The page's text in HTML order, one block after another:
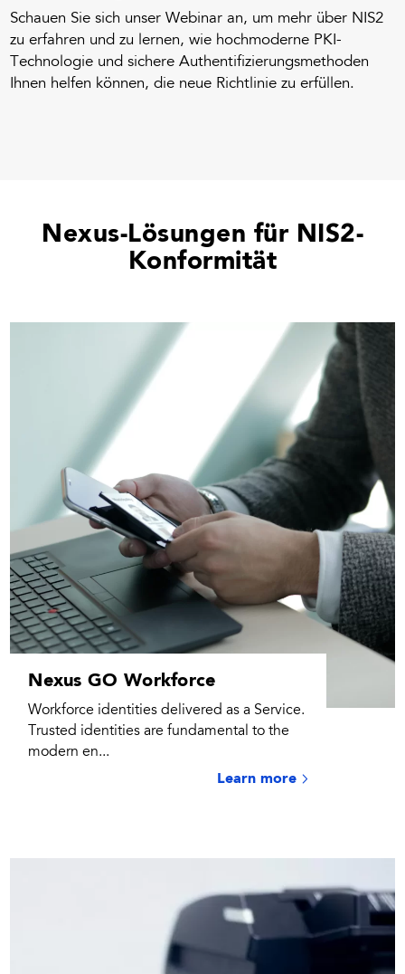
Schauen Sie sich unser Webinar an, um mehr über NIS2
zu erfahren und zu lernen, wie hochmoderne PKI-
Technologie und sichere Authentifizierungsmethoden
Ihnen helfen können, die neue Richtlinie zu erfüllen.
Nexus-Lösungen für NIS2-
Konformität
Nexus GO Workforce
Learn more
Workforce identities delivered as a Service.
Trusted identities are fundamental to the
modern en...